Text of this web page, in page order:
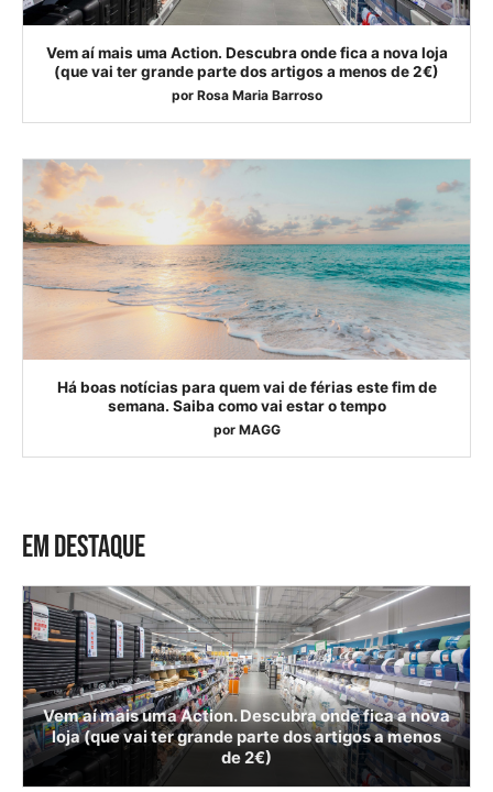
Vem aí mais uma Action. Descubra onde fica a nova loja
(que vai ter grande parte dos artigos a menos de 2€)
por Rosa Maria Barroso
Há boas notícias para quem vai de férias este fim de
semana. Saiba como vai estar o tempo
por MAGG
EM DESTAQUE
Vem aí mais uma Action. Descubra onde fica a nova
loja (que vai ter grande parte dos artigos a menos
de 2€)